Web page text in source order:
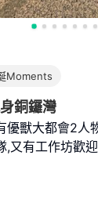
Moments
銅鑼灣
優獸大都會2人
,又有工作坊歡